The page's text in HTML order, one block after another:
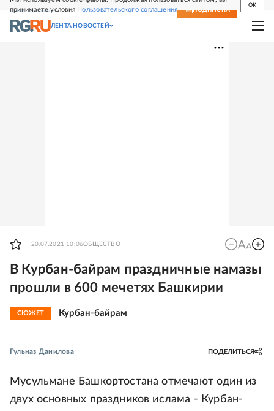
принимаете условия Пользовательского соглашения
OK
СВЕЖИЙ НОМЕР ПОДПИСКА
ЛЕНТА НОВОСТЕЙ
20.07.2021 10:06ОБЩЕСТВО
В Курбан-байрам праздничные намазы
прошли в 600 мечетях Башкирии
СЮЖЕТ Курбан-байрам
Гульназ Данилова ПОДЕЛИТЬСЯ
Мусульмане Башкортостана отмечают один из
двух основных праздников ислама - Курбан-